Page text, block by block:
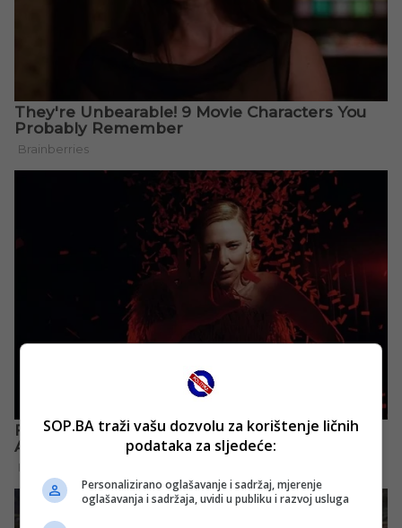
SOP.BA traži vašu dozvolu za korištenje ličnih
podataka za sljedeće:
Personalizirano oglašavanje i sadržaj, mjerenje
oglašavanja i sadržaja, uvidi u publiku i razvoj usluga